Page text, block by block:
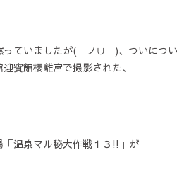
っていましたが(￣ノ∪￣)、ついにつ
賓館櫻離宮で撮影された、
「温泉マル秘大作戦１３!!」が